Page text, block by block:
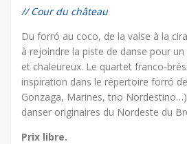
// Cour du château
Du forró au coco, de la valse à la
à rejoindre la piste de danse pour
et chaleureux. Le quartet franco-
inspiration dans le répertoire forró
Gonzaga, Marines, trio
danser originaires du Nordeste du
Prix libre.